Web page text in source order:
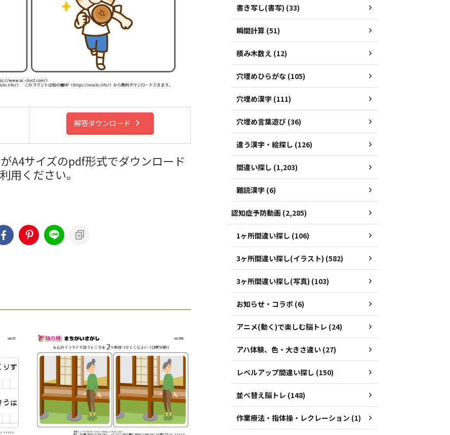
解答ダウンロード
A4サイズのpdf形式でダウンロード
用ください。
書き写し(書写) (33)
瞬間計算 (51)
積み木数え (12)
穴埋めひらがな (105)
穴埋め漢字 (111)
穴埋め言葉遊び (36)
違う漢字・絵探し (126)
間違い探し (1,203)
難読漢字 (6)
認知症予防動画 (2,285)
1ヶ所間違い探し (106)
3ヶ所間違い探し(イラスト) (582)
3ヶ所間違い探し(写真) (103)
お知らせ・コラボ (6)
アニメ(動く)で楽しむ脳トレ (24)
アハ体験、色・大きさ違い (27)
レベルアップ間違い探し (150)
並べ替え脳トレ (148)
作業療法・指体操・レクレーション (1)